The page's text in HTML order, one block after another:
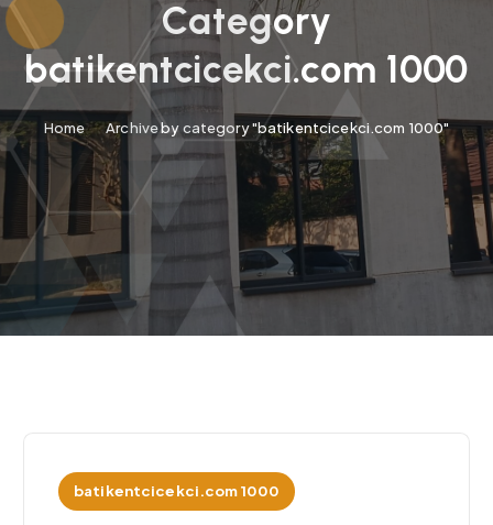
t
Category
batikentcicekci.com 1000
Home Archive by category "batikentcicekci.com 1000"
batikentcicekci.com 1000